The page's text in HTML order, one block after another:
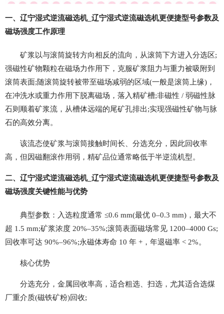
一、辽宁湿式逆流磁选机_辽宁湿式逆流磁选机更便捷型号参数及
磁场强度工作原理
矿浆以与滚筒旋转方向相反的流向，从滚筒下方进入分选区;
强磁性矿物颗粒在磁场力作用下，克服矿浆阻力与重力被吸附到
滚筒表面;随滚筒旋转被带至磁场减弱的区域(一般是滚筒上缘)，
在冲洗水或重力作用下脱离磁场，落入精矿槽;非磁性 / 弱磁性脉
石则顺着矿浆流，从槽体远端的尾矿孔排出;实现强磁性矿物与脉
石的高效分离。
该流态使矿浆与滚筒接触时间长、分选充分，因此回收率
高，但因磁翻滚作用弱，精矿品位通常略低于半逆流机型。
二、辽宁湿式逆流磁选机_辽宁湿式逆流磁选机更便捷型号参数及
磁场强度关键性能与优势
典型参数：入选粒度通常 ≤0.6 mm(最优 0–0.3 mm)，最大不
超 1.5 mm;矿浆浓度 20%–35%;滚筒表面磁场常见 1200–4000 Gs;
回收率可达 90%–96%;永磁体寿命 10 年 +，年退磁率 < 2%。
核心优势
分选充分，金属回收率高，适合粗选、扫选，尤其适合选煤
厂重介质(磁铁矿粉)回收;